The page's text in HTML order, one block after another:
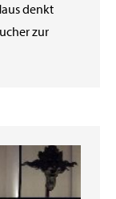
denkt
zur